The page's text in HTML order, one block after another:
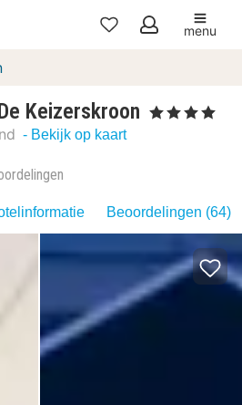
Mijn
menu
Keizerskroon , 4 Sterren
- Bekijk op kaart
Beoordelingen (64)